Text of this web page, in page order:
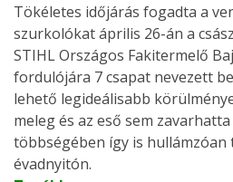
Tökéletes időjárás fogadta a
szurkolókat április 26-án a
STIHL Országos Fakitermelő
fordulójára 7 csapat nevezett
lehető legideálisabb
meleg és az eső sem
többségében így is hullámzóan
évadnyitón.